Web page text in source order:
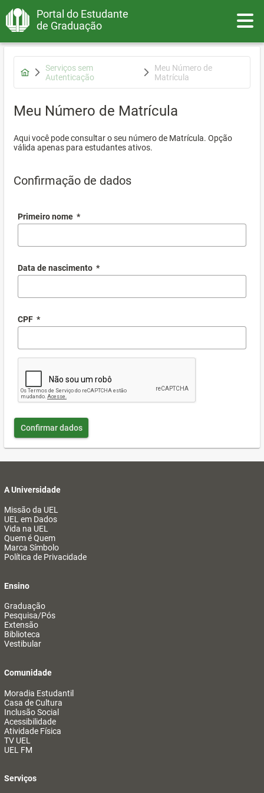
Portal do Estudante
de Graduação
Serviços sem
Autenticação
Meu Número de
Matrícula
Meu Número de Matrícula
Aqui você pode consultar o seu número de Matrícula. Opção
válida apenas para estudantes ativos.
Confirmação de dados
Primeiro nome *
Data de nascimento *
CPF *
Confirmar dados
A Universidade
Missão da UEL
UEL em Dados
Vida na UEL
Quem é Quem
Marca Símbolo
Política de Privacidade
Ensino
Graduação
Pesquisa/Pós
Extensão
Biblioteca
Vestibular
Comunidade
Moradia Estudantil
Casa de Cultura
Inclusão Social
Acessibilidade
Atividade Física
TV UEL
UEL FM
Serviços